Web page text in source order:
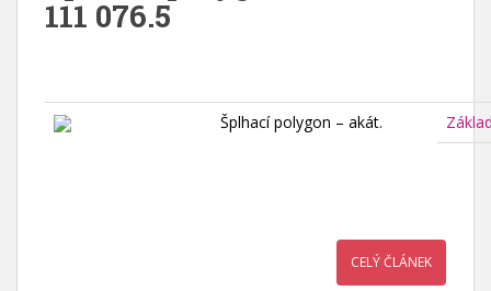
111 076.5
Šplhací polygon – akát.
CELÝ ČLÁNEK